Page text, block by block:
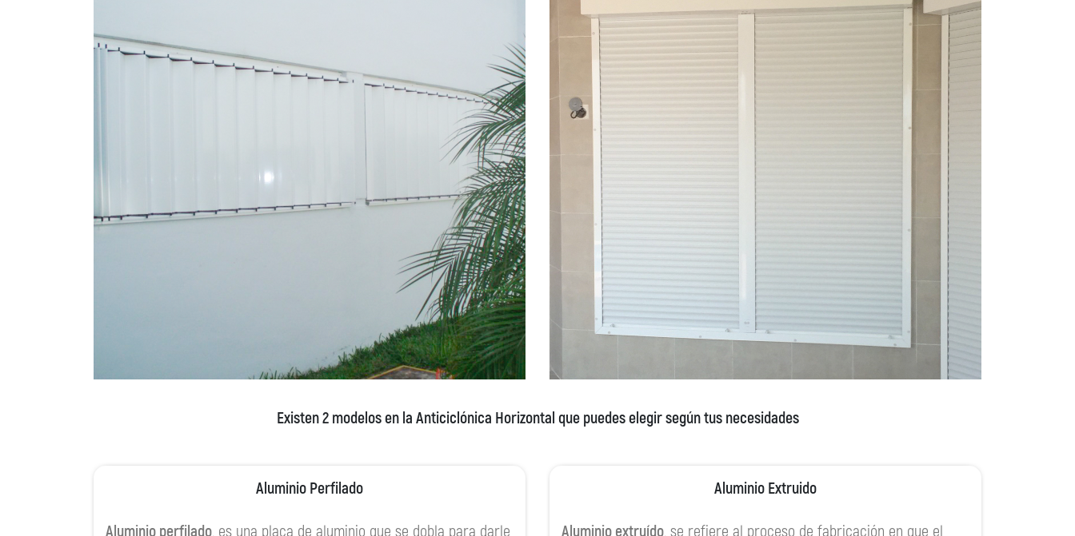
Existen 2 modelos en la Anticiclónica Horizontal que puedes elegir según tus necesidades
Aluminio Perfilado
Aluminio perfilado , es una placa de aluminio que se dobla para darle
Aluminio Extruido
Aluminio extruído , se refiere al proceso de fabricación en que el